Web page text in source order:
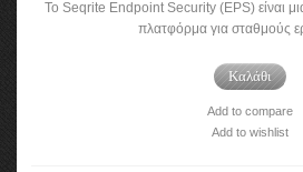
Το Seqrite Endpoint Security (EPS) είναι
πλατφόρμα για σταθμούς
Καλάθι
Add to compare
Add to wishlist